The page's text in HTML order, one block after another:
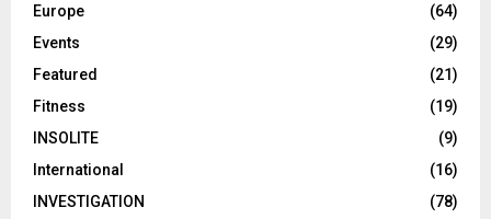
Europe
(64)
Events
(29)
Featured
(21)
Fitness
(19)
INSOLITE
(9)
International
(16)
INVESTIGATION
(78)